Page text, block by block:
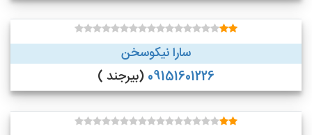
سارا نیکوسخن
09151601226 (بیرجند )